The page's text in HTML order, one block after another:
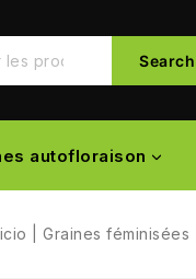
Search
autofloraison
|Graines féminisées